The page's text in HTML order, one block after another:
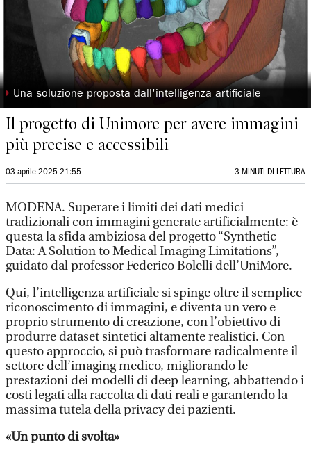
◗ Una soluzione proposta dall'intelligenza artificiale
Il progetto di Unimore per avere immagini
più precise e accessibili
03 aprile 2025 21:55 3 MINUTI DI LETTURA
MODENA. Superare i limiti dei dati medici
tradizionali con immagini generate artificialmente: è
questa la sfida ambiziosa del progetto “Synthetic
Data: A Solution to Medical Imaging Limitations”,
guidato dal professor Federico Bolelli dell’UniMore.
Qui, l’intelligenza artificiale si spinge oltre il semplice
riconoscimento di immagini, e diventa un vero e
proprio strumento di creazione, con l’obiettivo di
produrre dataset sintetici altamente realistici. Con
questo approccio, si può trasformare radicalmente il
settore dell’imaging medico, migliorando le
prestazioni dei modelli di deep learning, abbattendo i
costi legati alla raccolta di dati reali e garantendo la
massima tutela della privacy dei pazienti.
«Un punto di svolta»